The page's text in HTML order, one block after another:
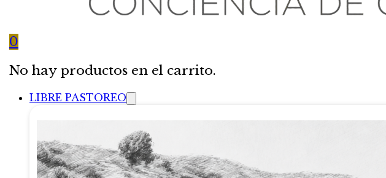
0
No hay productos en el carrito.
LIBRE PASTOREO